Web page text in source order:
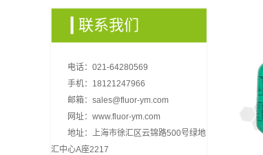
联系我们
电话：021-64280569
手机：18121247966
邮箱：sales@fluor-ym.com
网址：www.fluor-ym.com
地址：上海市徐汇区云锦路500号绿地
汇中心A座2217